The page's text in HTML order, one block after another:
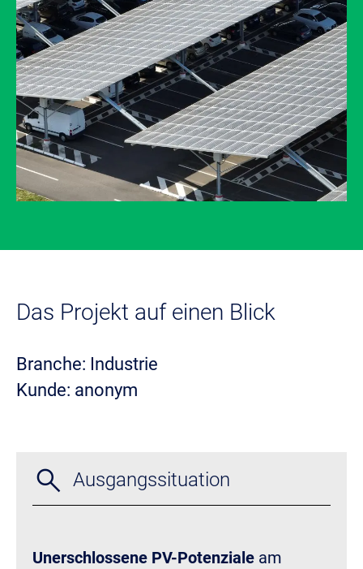
Bild
Das Projekt auf einen Blick
Branche: Industrie
Kunde: anonym
search Ausgangssituation
Unerschlossene PV-Potenziale am